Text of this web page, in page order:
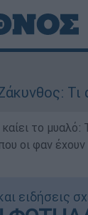
Τι απαντά
το
οι φαν
ειδήσεις